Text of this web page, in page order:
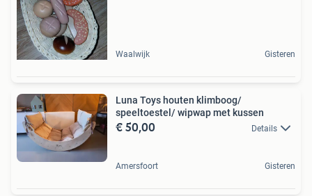
Waalwijk Gisteren
Luna Toys houten klimboog/
speeltoestel/ wipwap met kussen
€ 50,00 Details
Amersfoort Gisteren